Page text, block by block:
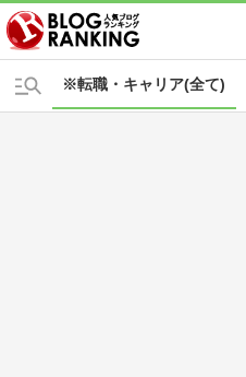
※転職・キャリア(全て)